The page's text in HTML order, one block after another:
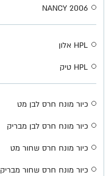
2006 NANCY
HPL אלון
HPL טיק
כיור מונח חרס לבן מט
כיור מונח חרס לבן מבריק
כיור מונח חרס שחור מט
כיור מונח חרס שחור מבריק